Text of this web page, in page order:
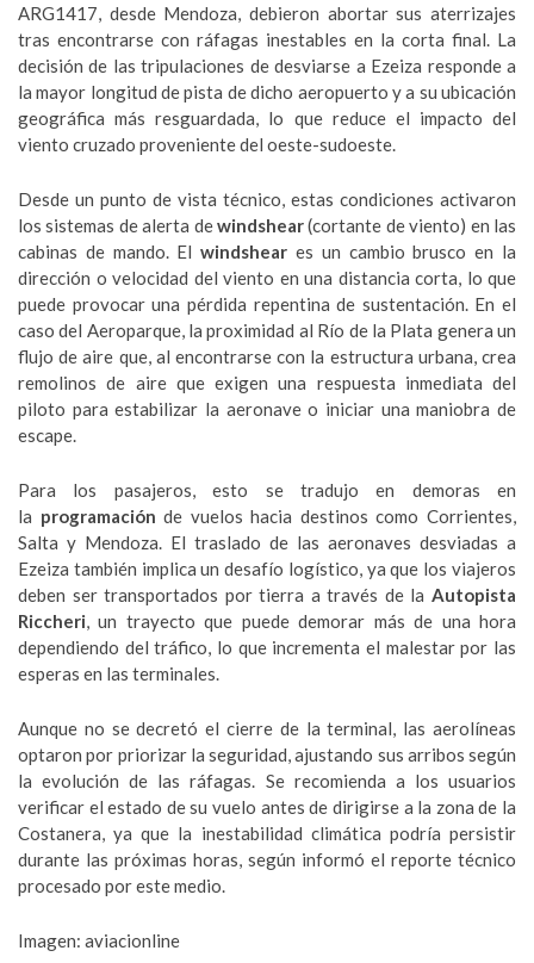
ARG1417, desde Mendoza, debieron abortar sus aterrizajes
tras encontrarse con ráfagas inestables en la corta final. La
decisión de las tripulaciones de desviarse a Ezeiza responde a
la mayor longitud de pista de dicho aeropuerto y a su ubicación
geográfica más resguardada, lo que reduce el impacto del
viento cruzado proveniente del oeste-sudoeste.
Desde un punto de vista técnico, estas condiciones activaron
los sistemas de alerta dewindshear(cortante de viento) en las
cabinas de mando. Elwindshear es un cambio brusco en la
dirección o velocidad del viento en una distancia corta, lo que
puede provocar una pérdida repentina de sustentación. En el
caso del Aeroparque, la proximidad al Río de la Plata genera un
flujo de aire que, al encontrarse con la estructura urbana, crea
remolinos de aire que exigen una respuesta inmediata del
piloto para estabilizar la aeronave o iniciar una maniobra de
escape.
Para los pasajeros, esto se tradujo en demoras en
la programación de vuelos hacia destinos como Corrientes,
Salta y Mendoza. El traslado de las aeronaves desviadas a
Ezeiza también implica un desafío logístico, ya que los viajeros
deben ser transportados por tierra a través de la Autopista
Riccheri , un trayecto que puede demorar más de una hora
dependiendo del tráfico, lo que incrementa el malestar por las
esperas en las terminales.
Aunque no se decretó el cierre de la terminal, las aerolíneas
optaron por priorizar la seguridad, ajustando sus arribos según
la evolución de las ráfagas. Se recomienda a los usuarios
verificar el estado de su vuelo antes de dirigirse a la zona de la
Costanera, ya que la inestabilidad climática podría persistir
durante las próximas horas, según informó el reporte técnico
procesado por este medio.
Imagen: aviacionline